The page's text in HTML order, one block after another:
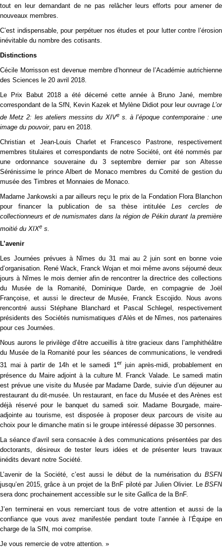
tout en leur demandant de ne pas relâcher leurs efforts pour amener de
nouveaux membres.
C’est indispensable, pour perpétuer nos études et pour lutter contre l’érosion
inévitable du nombre des cotisants.
Distinctions
Cécile Morrisson est devenue membre d’honneur de l’Académie autrichienne
des Sciences le 20 avril 2018.
Le Prix Babut 2018 a été décerné cette année à Bruno Jané, membre
correspondant de la SfN, Kevin Kazek et Mylène Didiot pour leur ouvrage L’or
de Metz 2: les ateliers messins du XIVes. à l’époque contemporaine : une
image du pouvoir, paru en 2018.
Christian et Jean-Louis Charlet et Francesco Pastrone, respectivement
membres titulaires et correspondants de notre Société, ont été nommés par
une ordonnance souveraine du 3 septembre dernier par son Altesse
Sérénissime le prince Albert de Monaco membres du Comité de gestion du
musée des Timbres et Monnaies de Monaco.
Madame Jankowski a par ailleurs reçu le prix de la Fondation Flora Blanchon
pour financer la publication de sa thèse intituléeLes cercles de
collectionneurs et de numismates dans la région de Pékin durant la première
moitié du XIXe s.
L’avenir
Les Journées prévues à Nîmes du 31 mai au 2 juin sont en bonne voie
d’organisation. René Wack, Franck Wojan et moi même avons séjourné deux
jours à Nîmes le mois dernier afin de rencontrer la directrice des collections
du Musée de la Romanité, Dominique Darde, en compagnie de Joël
Françoise, et aussi le directeur de Musée, Franck Escojido. Nous avons
rencontré aussi Stéphane Blanchard et Pascal Schlegel, respectivement
présidents des Sociétés numismatiques d’Alès et de Nîmes, nos partenaires
pour ces Journées.
Nous aurons le privilège d’être accueillis à titre gracieux dans l’amphithéâtre
du Musée de la Romanité pour les séances de communications, le vendredi
31 mai à partir de 14h et le samedi 1er juin après-midi, probablement en
présence du Maire adjoint à la culture M. Franck Valade. Le samedi matin
est prévue une visite du Musée par Madame Darde, suivie d’un déjeuner au
restaurant du dit-musée. Un restaurant, en face du Musée et des Arènes est
déjà réservé pour le banquet du samedi soir. Madame Bourgade, maire-
adjointe au tourisme, est disposée à proposer deux parcours de visite au
choix pour le dimanche matin si le groupe intéressé dépasse 30 personnes.
La séance d’avril sera consacrée à des communications présentées par des
doctorants, désireux de tester leurs idées et de présenter leurs travaux
inédits devant notre Société.
L’avenir de la Société, c’est aussi le début de la numérisation du BSFN
jusqu’en 2015, grâce à un projet de la BnF piloté par Julien Olivier. Le BSFN
sera donc prochainement accessible sur le site Gallica de la BnF.
J’en terminerai en vous remerciant tous de votre attention et aussi de la
confiance que vous avez manifestée pendant toute l’année à l’Équipe en
charge de la SfN, moi comprise.
Je vous remercie de votre attention. »